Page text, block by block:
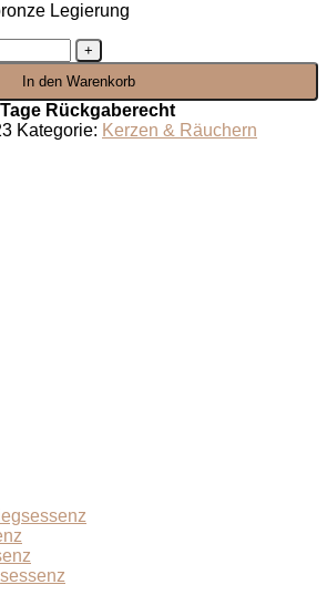
Legierung
In den Warenkorb
Rückgaberecht
Kategorie: Kerzen & Räuchern